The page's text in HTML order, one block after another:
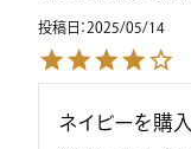
投稿日 2025/05/14
ネイビーを購